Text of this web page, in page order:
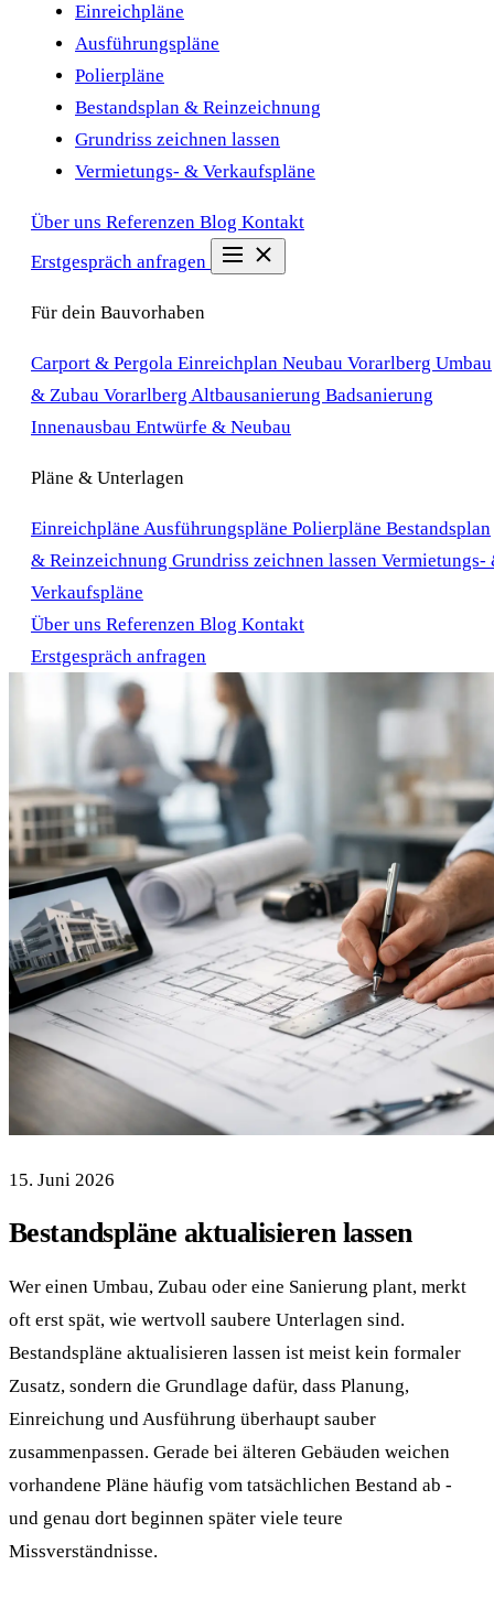
Einreichpläne
Ausführungspläne
Polierpläne
Bestandsplan & Reinzeichnung
Grundriss zeichnen lassen
Vermietungs- & Verkaufspläne
Über uns Referenzen Blog Kontakt
Erstgespräch anfragen
Für dein Bauvorhaben
Carport & Pergola Einreichplan Neubau Vorarlberg Umbau
& Zubau Vorarlberg Altbausanierung Badsanierung
Innenausbau Entwürfe & Neubau
Pläne & Unterlagen
Einreichpläne Ausführungspläne Polierpläne Bestandsplan
& Reinzeichnung Grundriss zeichnen lassen Vermietungs-
Verkaufspläne
Über uns Referenzen Blog Kontakt
Erstgespräch anfragen
15. Juni 2026
Bestandspläne aktualisieren lassen
Wer einen Umbau, Zubau oder eine Sanierung plant, merkt
oft erst spät, wie wertvoll saubere Unterlagen sind.
Bestandspläne aktualisieren lassen ist meist kein formaler
Zusatz, sondern die Grundlage dafür, dass Planung,
Einreichung und Ausführung überhaupt sauber
zusammenpassen. Gerade bei älteren Gebäuden weichen
vorhandene Pläne häufig vom tatsächlichen Bestand ab -
und genau dort beginnen später viele teure
Missverständnisse.